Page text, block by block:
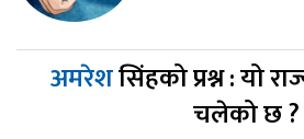
अमरेशसिंहको प्रश्न : यो
चलेको छ ?